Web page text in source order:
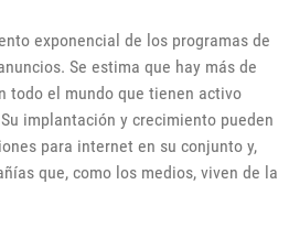
exponencial de los programas de
Se estima que hay más de
todo el mundo que tienen activo
implantación y crecimiento pueden
para internet en su conjunto y,
que, como los medios, viven de la